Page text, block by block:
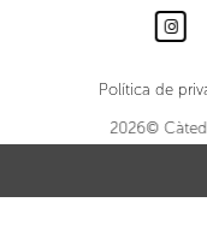
2026©
Política de